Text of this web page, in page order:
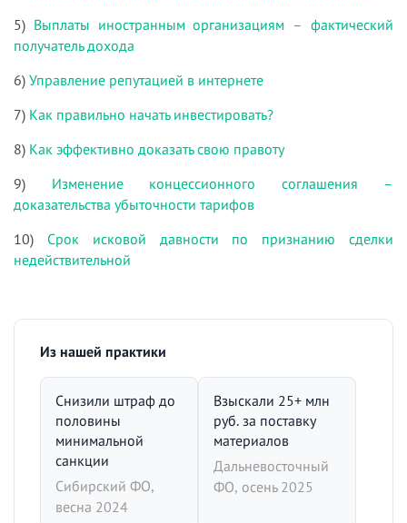
5) Выплаты иностранным организациям – фактический
получатель дохода
6) Управление репутацией в интернете
7) Как правильно начать инвестировать?
8) Как эффективно доказать свою правоту
9) Изменение концессионного соглашения –
доказательства убыточности тарифов
10) Срок исковой давности по признанию сделки
недействительной
Из нашей практики
Снизили штраф до
половины
минимальной
санкции
Сибирский ФО,
весна 2024
Взыскали 25+ млн
руб. за поставку
материалов
Дальневосточный
ФО, осень 2025